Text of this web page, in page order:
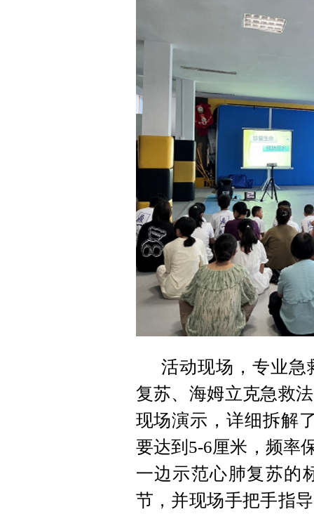
活动现场，专业急
复苏、海姆立克急救
现场演示，详细拆解
要达到5-6厘米，频率
一边示范心肺复苏的
节，并现场手把手指